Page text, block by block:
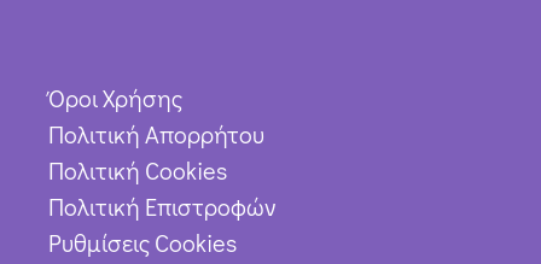
Όροι Χρήσης
Πολιτική Απορρήτου
Πολιτική Cookies
Πολιτική Επιστροφών
Ρυθμίσεις Cookies